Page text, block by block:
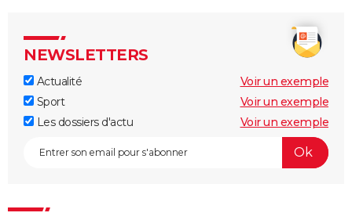
NEWSLETTERS
Actualité
Voir un exemple
Sport
Voir un exemple
Les dossiers d'actu
Voir un exemple